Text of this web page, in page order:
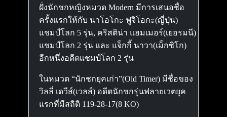
ฝั่งนักชกหญิงหมวด Modern มีการเสนอชื่อ
ครั้งแรกให้กับ นาโอโกะ ฟูจิโอกะ(ญี่ปุ่น)
แชมป์โลก 5 รุ่น, คริสติน่า แฮมเมอร์(เยอรมนี)
แชมป์โลก 2 รุ่น และ แจ็กกี้ นาวา(เม็กซิโก)
อีกหนึ่งอดีตแชมป์โลก 2 รุ่น
ในหมวด “นักชกยุคเก่า”(Old Timer) มีชื่อของ
วิลลี่ เดวีส์(เวลส์) อดีตนักชกรุ่นฟลายเวตยุค
แรกที่มีสถิติ 119-28-17(8 KO)